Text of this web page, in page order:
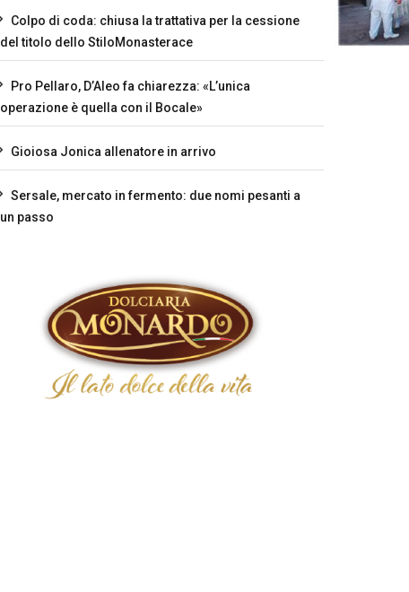
Colpo di coda: chiusa la trattativa per la cessione
del titolo dello StiloMonasterace
Pro Pellaro, D’Aleo fa chiarezza: «L’unica
operazione è quella con il Bocale»
Gioiosa Jonica allenatore in arrivo
Sersale, mercato in fermento: due nomi pesanti a
un passo